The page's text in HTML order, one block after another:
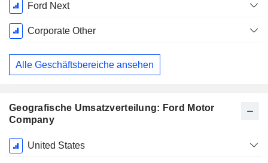
Ford Next
Corporate Other
Alle Geschäftsbereiche ansehen
Geografische Umsatzverteilung: Ford Motor
Company
Ende d.
Geschäftsjahres:
United States